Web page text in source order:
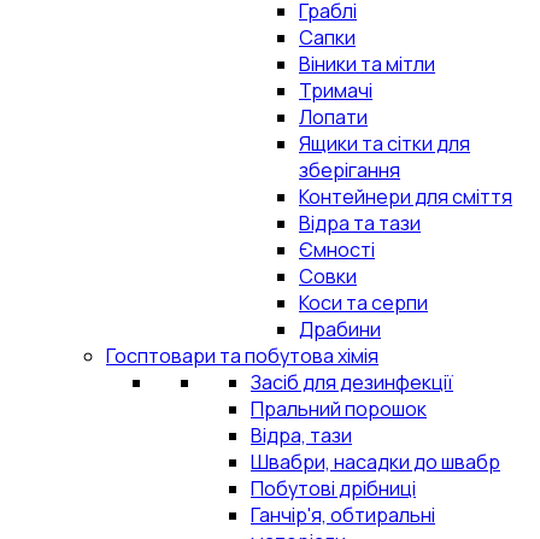
Граблі
Сапки
Віники та мітли
Тримачі
Лопати
Ящики та сітки для
зберігання
Контейнери для сміття
Відра та тази
Ємності
Совки
Коси та серпи
Драбини
Госптовари та побутова хімія
Засіб для дезинфекції
Пральний порошок
Відра, тази
Швабри, насадки до швабр
Побутові дрібниці
Ганчір'я, обтиральні